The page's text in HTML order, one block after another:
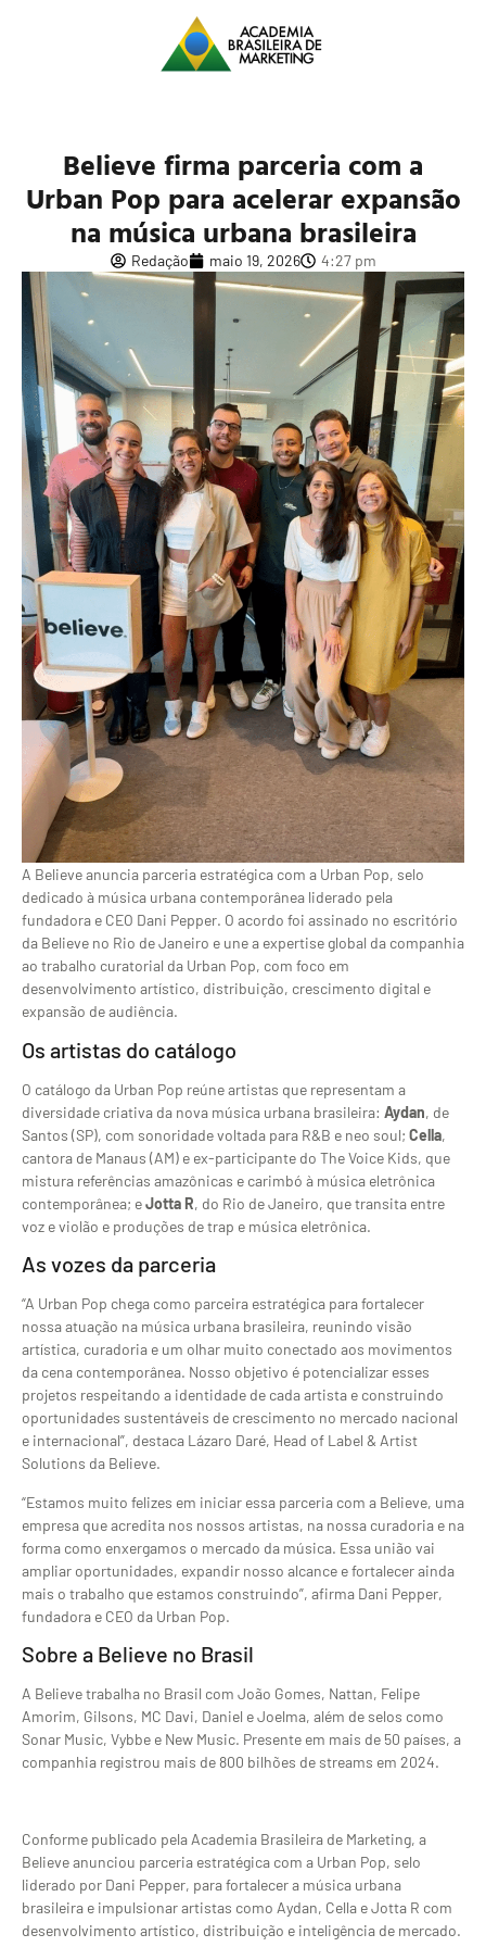
Believe firma parceria com a
Urban Pop para acelerar expansão
na música urbana brasileira
Redação maio 19, 2026 4:27 pm
A Believe anuncia parceria estratégica com a Urban Pop, selo
dedicado à música urbana contemporânea liderado pela
fundadora e CEO Dani Pepper. O acordo foi assinado no escritório
da Believe no Rio de Janeiro e une a expertise global da companhia
ao trabalho curatorial da Urban Pop, com foco em
desenvolvimento artístico, distribuição, crescimento digital e
expansão de audiência.
Os artistas do catálogo
O catálogo da Urban Pop reúne artistas que representam a
diversidade criativa da nova música urbana brasileira: Aydan, de
Santos (SP), com sonoridade voltada para R&B e neo soul; Cella,
cantora de Manaus (AM) e ex-participante do The Voice Kids, que
mistura referências amazônicas e carimbó à música eletrônica
contemporânea; eJotta R, do Rio de Janeiro, que transita entre
voz e violão e produções de trap e música eletrônica.
As vozes da parceria
“A Urban Pop chega como parceira estratégica para fortalecer
nossa atuação na música urbana brasileira, reunindo visão
artística, curadoria e um olhar muito conectado aos movimentos
da cena contemporânea. Nosso objetivo é potencializar esses
projetos respeitando a identidade de cada artista e construindo
oportunidades sustentáveis de crescimento no mercado nacional
e internacional”, destaca Lázaro Daré, Head of Label & Artist
Solutions da Believe.
“Estamos muito felizes em iniciar essa parceria com a Believe, uma
empresa que acredita nos nossos artistas, na nossa curadoria e na
forma como enxergamos o mercado da música. Essa união vai
ampliar oportunidades, expandir nosso alcance e fortalecer ainda
mais o trabalho que estamos construindo”, afirma Dani Pepper,
fundadora e CEO da Urban Pop.
Sobre a Believe no Brasil
A Believe trabalha no Brasil com João Gomes, Nattan, Felipe
Amorim, Gilsons, MC Davi, Daniel e Joelma, além de selos como
Sonar Music, Vybbe e New Music. Presente em mais de 50 países, a
companhia registrou mais de 800 bilhões de streams em 2024.
Conforme publicado pela Academia Brasileira de Marketing, a
Believe anunciou parceria estratégica com a Urban Pop, selo
liderado por Dani Pepper, para fortalecer a música urbana
brasileira e impulsionar artistas como Aydan, Cella e Jotta R com
desenvolvimento artístico, distribuição e inteligência de mercado.